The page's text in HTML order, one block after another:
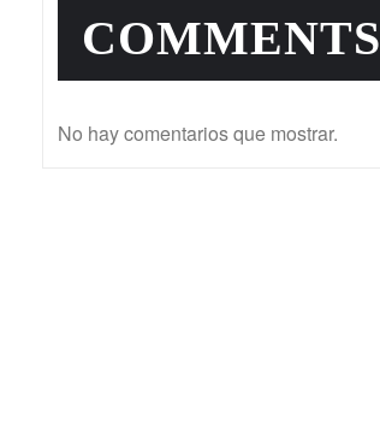
COMMENTS
No hay comentarios que mostrar.